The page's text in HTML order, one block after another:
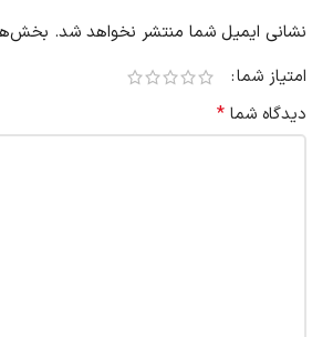
نشانی ایمیل شما منتشر نخواهد شد.
امتیاز شما
دیدگاه شما *